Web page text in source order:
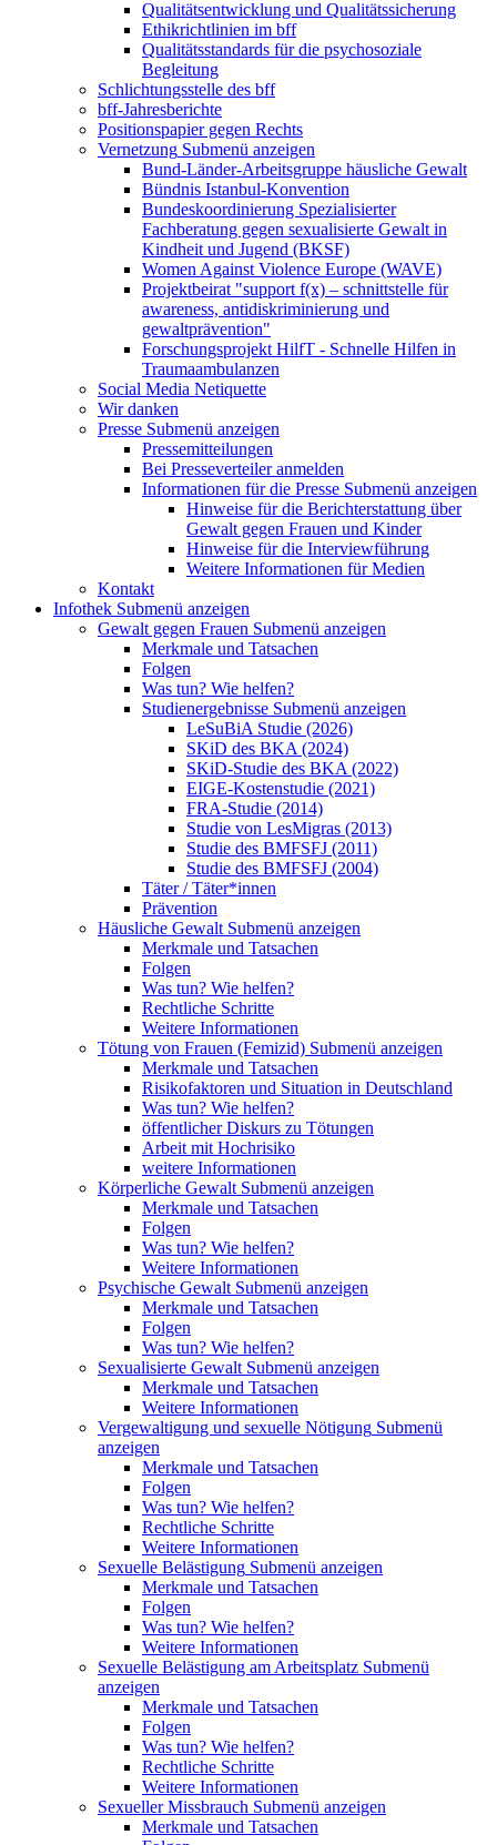
Qualitätsentwicklung und Qualitätssicherung
Ethikrichtlinien im bff
Qualitätsstandards für die psychosoziale
Begleitung
Schlichtungsstelle des bff
bff-Jahresberichte
Positionspapier gegen Rechts
Vernetzung Submenü anzeigen
Bund-Länder-Arbeitsgruppe häusliche Gewalt
Bündnis Istanbul-Konvention
Bundeskoordinierung Spezialisierter
Fachberatung gegen sexualisierte Gewalt in
Kindheit und Jugend (BKSF)
Women Against Violence Europe (WAVE)
Projektbeirat "support f(x) – schnittstelle für
awareness, antidiskriminierung und
gewaltprävention"
Forschungsprojekt HilfT - Schnelle Hilfen in
Traumaambulanzen
Social Media Netiquette
Wir danken
Presse Submenü anzeigen
Pressemitteilungen
Bei Presseverteiler anmelden
Informationen für die Presse Submenü anzeigen
Hinweise für die Berichterstattung über
Gewalt gegen Frauen und Kinder
Hinweise für die Interviewführung
Weitere Informationen für Medien
Kontakt
Infothek Submenü anzeigen
Gewalt gegen Frauen Submenü anzeigen
Merkmale und Tatsachen
Folgen
Was tun? Wie helfen?
Studienergebnisse Submenü anzeigen
LeSuBiA Studie (2026)
SKiD des BKA (2024)
SKiD-Studie des BKA (2022)
EIGE-Kostenstudie (2021)
FRA-Studie (2014)
Studie von LesMigras (2013)
Studie des BMFSFJ (2011)
Studie des BMFSFJ (2004)
Täter / Täter*innen
Prävention
Häusliche Gewalt Submenü anzeigen
Merkmale und Tatsachen
Folgen
Was tun? Wie helfen?
Rechtliche Schritte
Weitere Informationen
Tötung von Frauen (Femizid) Submenü anzeigen
Merkmale und Tatsachen
Risikofaktoren und Situation in Deutschland
Was tun? Wie helfen?
öffentlicher Diskurs zu Tötungen
Arbeit mit Hochrisiko
weitere Informationen
Körperliche Gewalt Submenü anzeigen
Merkmale und Tatsachen
Folgen
Was tun? Wie helfen?
Weitere Informationen
Psychische Gewalt Submenü anzeigen
Merkmale und Tatsachen
Folgen
Was tun? Wie helfen?
Sexualisierte Gewalt Submenü anzeigen
Merkmale und Tatsachen
Weitere Informationen
Vergewaltigung und sexuelle Nötigung Submenü
anzeigen
Merkmale und Tatsachen
Folgen
Was tun? Wie helfen?
Rechtliche Schritte
Weitere Informationen
Sexuelle Belästigung Submenü anzeigen
Merkmale und Tatsachen
Folgen
Was tun? Wie helfen?
Weitere Informationen
Sexuelle Belästigung am Arbeitsplatz Submenü
anzeigen
Merkmale und Tatsachen
Folgen
Was tun? Wie helfen?
Rechtliche Schritte
Weitere Informationen
Sexueller Missbrauch Submenü anzeigen
Merkmale und Tatsachen